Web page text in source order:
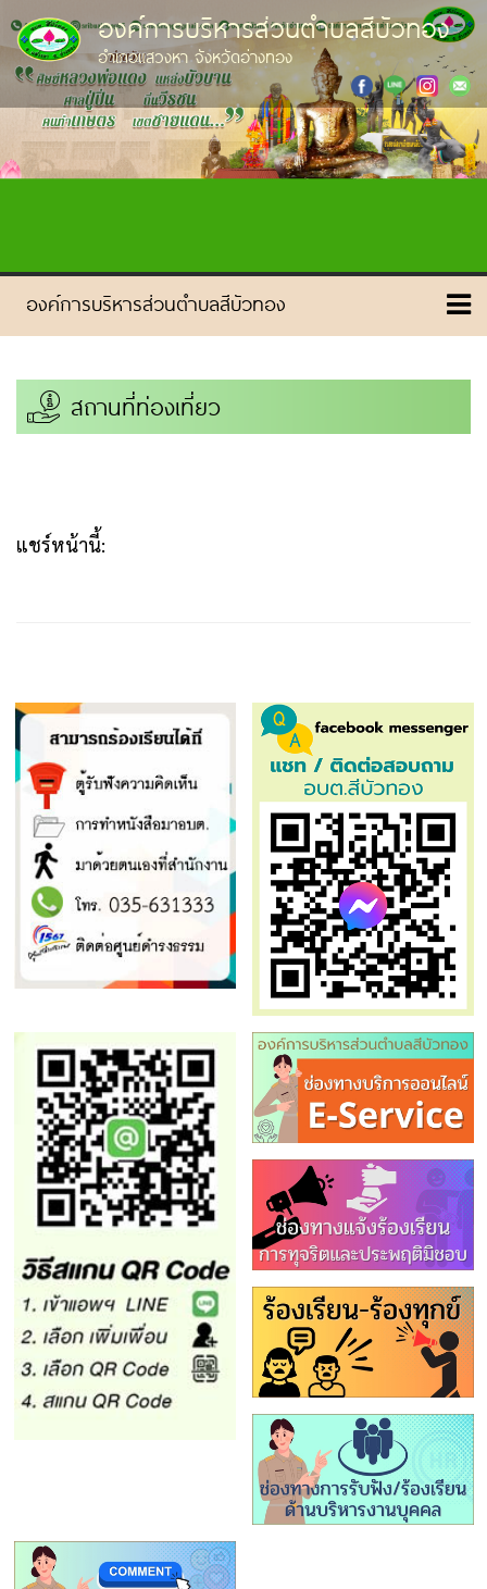
องค์การบริหารส่วนตำบลสีบัวทอง
อำเภอแสวงหา จังหวัดอ่างทอง
สถานที่ท่องเที่ยว
แชร์หน้านี้: